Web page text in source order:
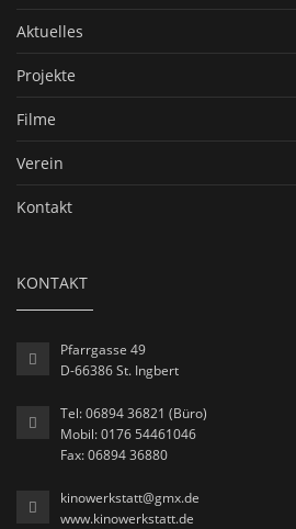
Aktuelles
Projekte
Filme
Verein
Kontakt
KONTAKT
Pfarrgasse 49
D-66386 St. Ingbert
Tel: 06894 36821 (Büro)
Mobil: 0176 54461046
Fax: 06894 36880
kinowerkstatt@gmx.de
www.kinowerkstatt.de